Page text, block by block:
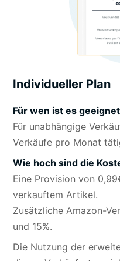
Individueller Plan
Für wen ist es
Für unabhängige
Verkäufe pro Monat
Wie hoch sind die
Eine Provision von
verkauftem Artikel.
Zusätzliche Amazon-
und 15%.
Die Nutzung der